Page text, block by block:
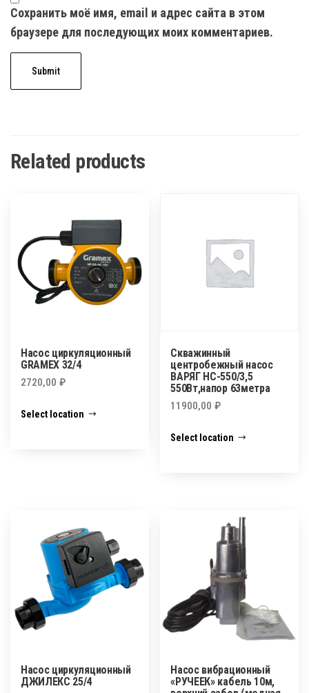
Сохранить моё имя, email и адрес сайта в этом
браузере для последующих моих комментариев.
Related products
Насос циркуляционный
GRAMEX 32/4
2720,00 ₽
Select location
Скважинный
центробежный насос
ВАРЯГ НС-550/3,5
550Вт,напор 63метра
11900,00₽
Select location
Насос циркуляционный
ДЖИЛЕКС 25/4
Насос вибрационный
«РУЧЕЕК» кабель 10м,